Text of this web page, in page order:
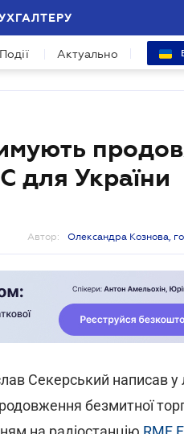
Події Актуально
для України
Автор: Олександра Кознова,
Секерський написав у
безмитної